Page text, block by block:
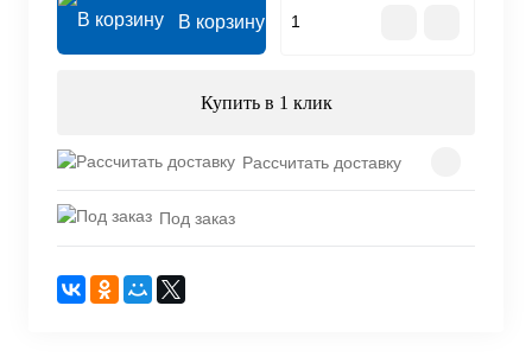
В корзину
Купить в 1 клик
Рассчитать доставку
Под заказ